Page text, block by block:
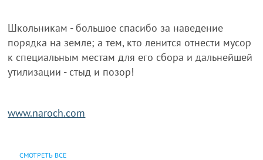
Школьникам - большое спасибо за наведение
порядка на земле; а тем, кто ленится отнести мусор
к специальным местам для его сбора и дальнейшей
утилизации - стыд и позор!
www.naroch.com
СМОТРЕТЬ ВСЕ